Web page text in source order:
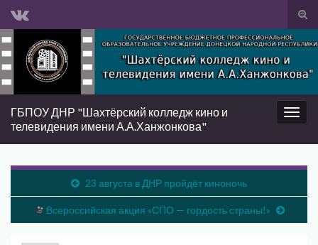
Вкл/
Search for:
Вкл/
ГБПОУ ДНР "Шахтёрский колледж кино и
телевидения имени А.А.Ханжонкова"
23 августа в ДНР пройдёт киноночь
Всероссийская акция «СПО — гордость страны!»